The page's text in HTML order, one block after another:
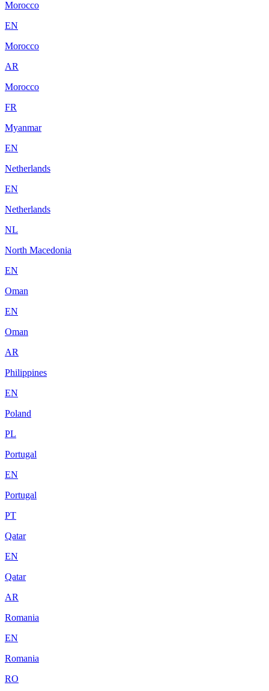
Morocco
EN
Morocco
AR
Morocco
FR
Myanmar
EN
Netherlands
EN
Netherlands
NL
North Macedonia
EN
Oman
EN
Oman
AR
Philippines
EN
Poland
PL
Portugal
EN
Portugal
PT
Qatar
EN
Qatar
AR
Romania
EN
Romania
RO